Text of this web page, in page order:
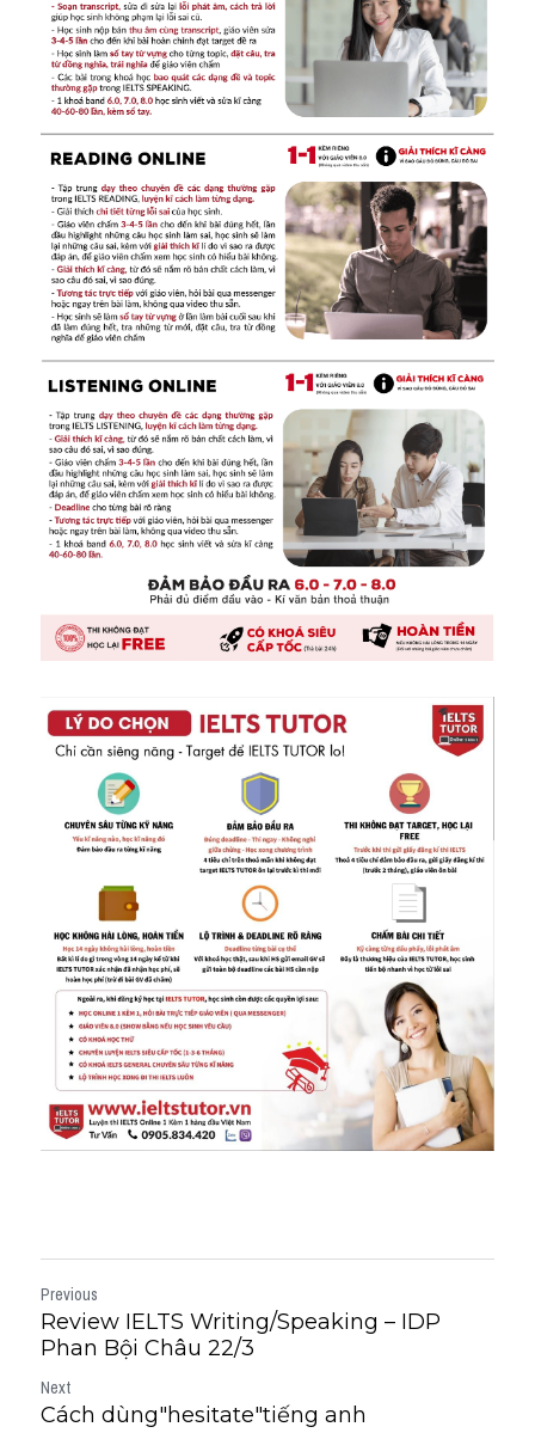
Previous
Review IELTS Writing/Speaking – IDP
Phan Bội Châu 22/3
Next
Cách dùng"hesitate"tiếng anh